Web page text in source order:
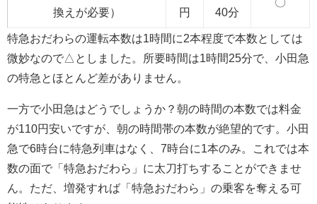
換えが必要）
円
40分
〇
特急おだわらの運転本数は1時間に2本程度で本数としては
微妙なので△としました。所要時間は1時間25分で、小田急
の特急とほとんど差がありません。
一方で小田急はどうでしょうか？朝の時間の本数では料金
が110円安いですが、朝の時間帯の本数が絶望的です。小田
急で6時台に特急列車はなく、7時台に1本のみ。これでは本
数の面で「特急おだわら」に太刀打ちすることができませ
ん。ただ、増発すれば「特急おだわら」の乗客を奪える可